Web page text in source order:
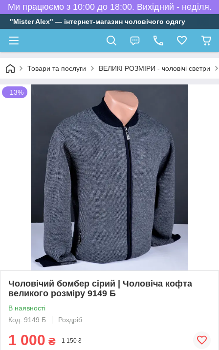
Ми працюємо з 10:00 до 18:00. Вихідний - неділя.
"Mister Alex" — інтернет-магазин чоловічого одягу
Товари та послуги ВЕЛИКІ РОЗМІРИ - чоловічі светри
–13%
Чоловічий бомбер сірий | Чоловіча кофта
великого розміру 9149 Б
В наявності
Код: 9149 Б
Роздріб
1 000 ₴ 1 150 ₴